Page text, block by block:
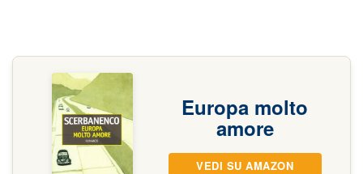
Europa molto
amore
VEDI SU AMAZON